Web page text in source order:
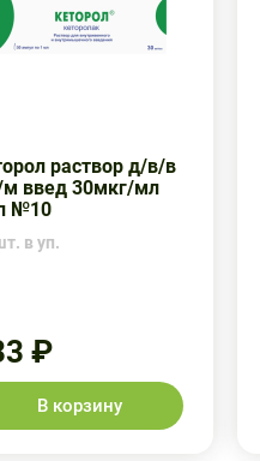
раствор д/в/в
м введ 30мкг/мл
№10
в уп.
₽
В корзину